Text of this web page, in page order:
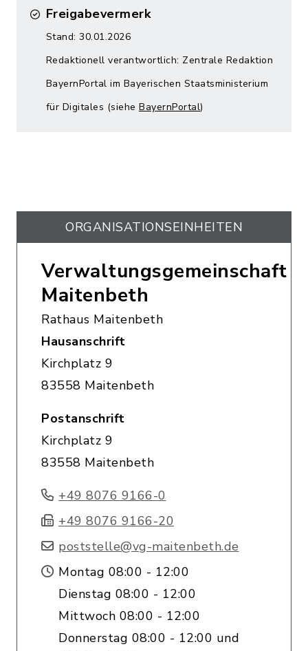
Freigabevermerk
Stand: 30.01.2026
Redaktionell verantwortlich: Zentrale Redaktion
BayernPortal im Bayerischen Staatsministerium
für Digitales (siehe BayernPortal)
ORGANISATIONS­EINHEITEN
Verwaltungsgemeinschaft
Maitenbeth
Rathaus Maitenbeth
Hausanschrift
Kirchplatz 9
83558 Maitenbeth
Postanschrift
Kirchplatz 9
83558 Maitenbeth
+49 8076 9166-0
+49 8076 9166-20
poststelle@vg-maitenbeth.de
Montag 08:00 - 12:00
Dienstag 08:00 - 12:00
Mittwoch 08:00 - 12:00
Donnerstag 08:00 - 12:00 und